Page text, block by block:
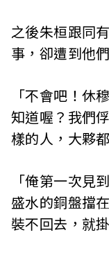
之後朱桓跟同
事，卻遭到他
「不會吧！休
知道喔？我們
樣的人，大夥
「俺第一次見
盛水的銅盤擋
裝不回去，就